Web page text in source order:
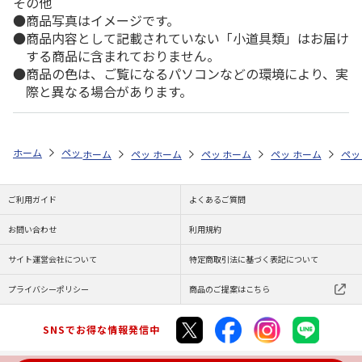
商品写真はイメージです。
商品内容として記載されていない「小道具類」はお届け
する商品に含まれておりません。
商品の色は、ご覧になるパソコンなどの環境により、実
際と異なる場合があります。
ホーム ペットストア お手入れ シャンプー・トリミング用品（小動
ホーム ペットストア お手入れ シャンプー・トリミ
ホーム ペットストア お手入れ シ
ホーム ペットストア お
ホーム ペ
ご利用ガイド よくあるご質問
お問い合わせ 利用規約
サイト運営会社について 特定商取引法に基づく表記について
プライバシーポリシー 商品のご提案はこちら
SNSでお得な情報発信中